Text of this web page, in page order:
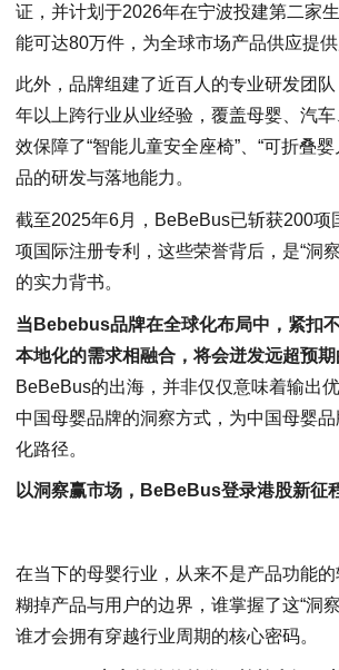
证，并计划于2026年在宁波投建第二家
能可达80万件，为全球市场产品供应提供
此外，品牌组建了近百人的专业研发团
年以上跨行业从业经验，覆盖母婴、汽
效保障了“智能儿童安全座椅”、“可折叠
品的研发与落地能力。
截至2025年6月，BeBeBus已斩获200项
项国际注册专利，这些荣誉背后，是“洞
的实力背书。
当Bebebus品牌在全球化布局中，紧扣
本地化的需求相融合，将会迸发远超预期
BeBeBus的出海，并非仅仅意味着输出
中国母婴品牌的洞察方式，为中国母婴
化路径。
以洞察赢市场，BeBeBus登录港股新征
在当下的母婴行业，从来不是产品功能
糊掉产品与用户的边界，谁掌握了这“洞
谁才会拥有穿越行业周期的核心密码。